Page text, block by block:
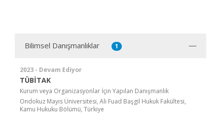
Bilimsel Danışmanlıklar 1
2023 - Devam Ediyor
TÜBİTAK
Kurum veya Organizasyonlar İçin Yapılan Danışmanlık
Ondokuz Mayıs Üniversitesi, Ali Fuad Başgil Hukuk Fakültesi,
Kamu Hukuku Bölümü, Türkiye